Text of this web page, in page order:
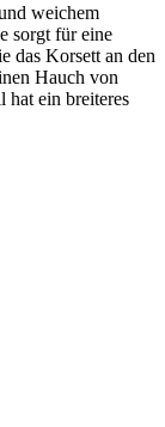
weichem
sorgt für eine
das Korsett an den
Hauch von
hat ein breiteres